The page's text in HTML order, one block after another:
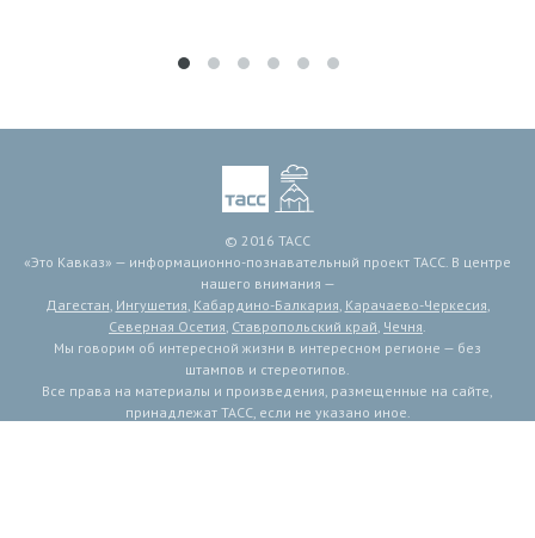
© 2016 ТАСС
«Это Кавказ» — информационно-познавательный проект ТАСС. В центре
нашего внимания —
Дагестан Ингушетия Кабардино-Балкария Карачаево-Черкесия
Северная Осетия Ставропольский край Чечня
Мы говорим об интересной жизни в интересном регионе — без
штампов и стереотипов.
Все права на материалы и произведения, размещенные на сайте,
принадлежат ТАСС, если не указано иное.